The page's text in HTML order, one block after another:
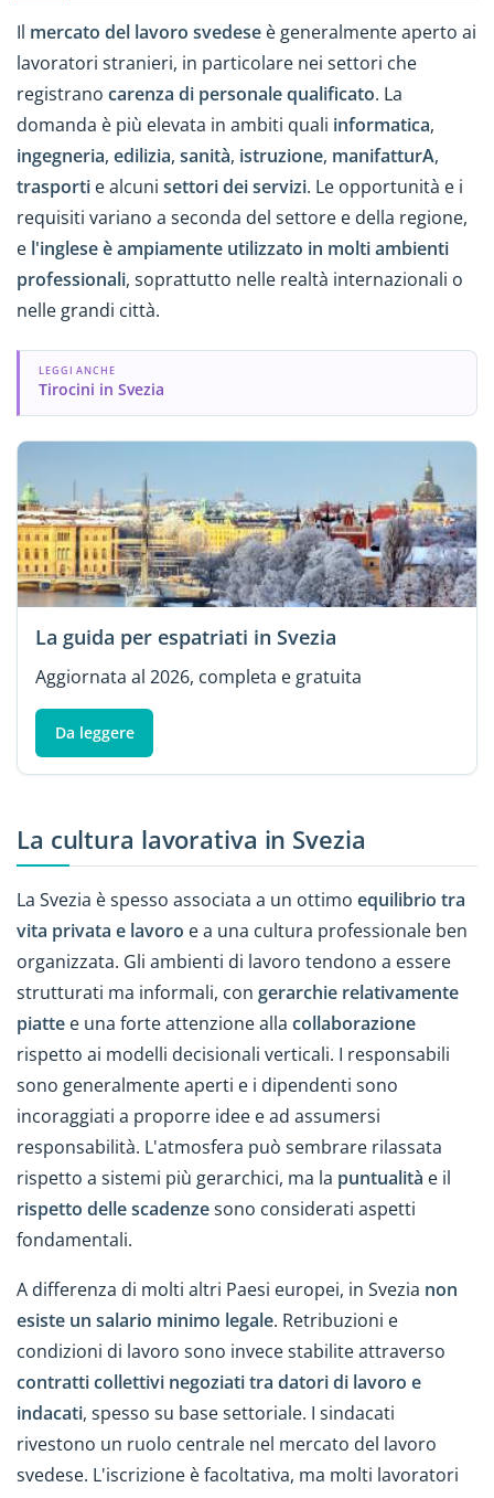
Il mercato del lavoro svedese è generalmente aperto ai
lavoratori stranieri, in particolare nei settori che
registrano carenza di personale qualificato. La
domanda è più elevata in ambiti quali informatica,
ingegneria, edilizia, sanità, istruzione, manifatturA,
trasporti e alcuni settori dei servizi. Le opportunità e i
requisiti variano a seconda del settore e della regione,
e l'inglese è ampiamente utilizzato in molti ambienti
professionali, soprattutto nelle realtà internazionali o
nelle grandi città.
LEGGI ANCHE
Tirocini in Svezia
La guida per espatriati in Svezia
Aggiornata al 2026, completa e gratuita
Da leggere
La cultura lavorativa in Svezia
La Svezia è spesso associata a un ottimo equilibrio tra
vita privata e lavoro e a una cultura professionale ben
organizzata. Gli ambienti di lavoro tendono a essere
strutturati ma informali, con gerarchie relativamente
piatte e una forte attenzione alla collaborazione
rispetto ai modelli decisionali verticali. I responsabili
sono generalmente aperti e i dipendenti sono
incoraggiati a proporre idee e ad assumersi
responsabilità. L'atmosfera può sembrare rilassata
rispetto a sistemi più gerarchici, ma la puntualità e il
rispetto delle scadenzesono considerati aspetti
fondamentali.
A differenza di molti altri Paesi europei, in Svezia non
esiste un salario minimo legale. Retribuzioni e
condizioni di lavoro sono invece stabilite attraverso
contratti collettivi negoziati tra datori di lavoro e
indacati, spesso su base settoriale. I sindacati
rivestono un ruolo centrale nel mercato del lavoro
svedese. L'iscrizione è facoltativa, ma molti lavoratori